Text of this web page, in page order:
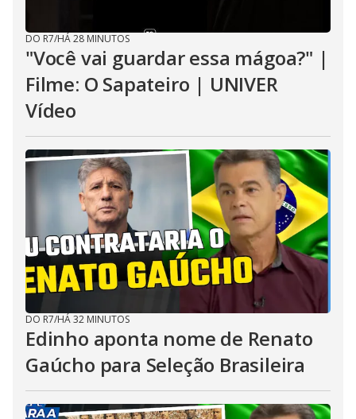
DO R7/HÁ 28 MINUTOS
"Você vai guardar essa mágoa?" |
Filme: O Sapateiro | UNIVER
Vídeo
DO R7/HÁ 32 MINUTOS
Edinho aponta nome de Renato
Gaúcho para Seleção Brasileira